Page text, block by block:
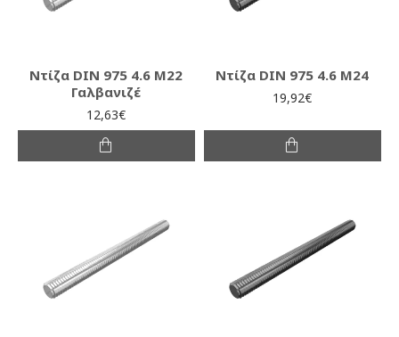
Ντίζα DIN 975 4.6 M22
Γαλβανιζέ
12,63€
Ντίζα DIN 975 4.6 M24
19,92€